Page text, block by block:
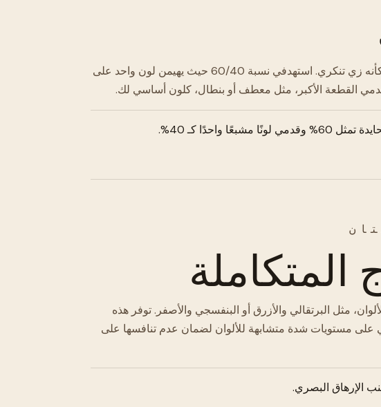
تجنبي تقسيم 50/50، فقد يبدو مربكًا بصريًا أو كأنه زي تنكري. استهدفي نسبة 60/40 حيث يهيمن لون واحد على
القطعة الأكبر، مثل معطف أو بنطال، كلون أساسي لك.
واحدًا كـ 40%.
المتكاملة
مثل البرتقالي والأزرق أو البنفسجي والأصفر. توفر هذه
على مستويات شدة متشابهة للألوان لضمان عدم تنافسها على
الإرهاق البصري.